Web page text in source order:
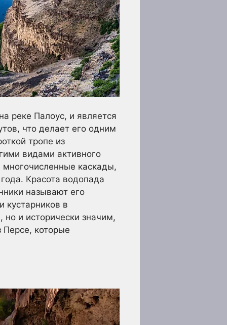
реке Палоус, и является
что делает его одним
тропе из
видами активного
многочисленные каскады,
Красота водопада
называют его
кустарников в
и исторически значим,
Персе, которые